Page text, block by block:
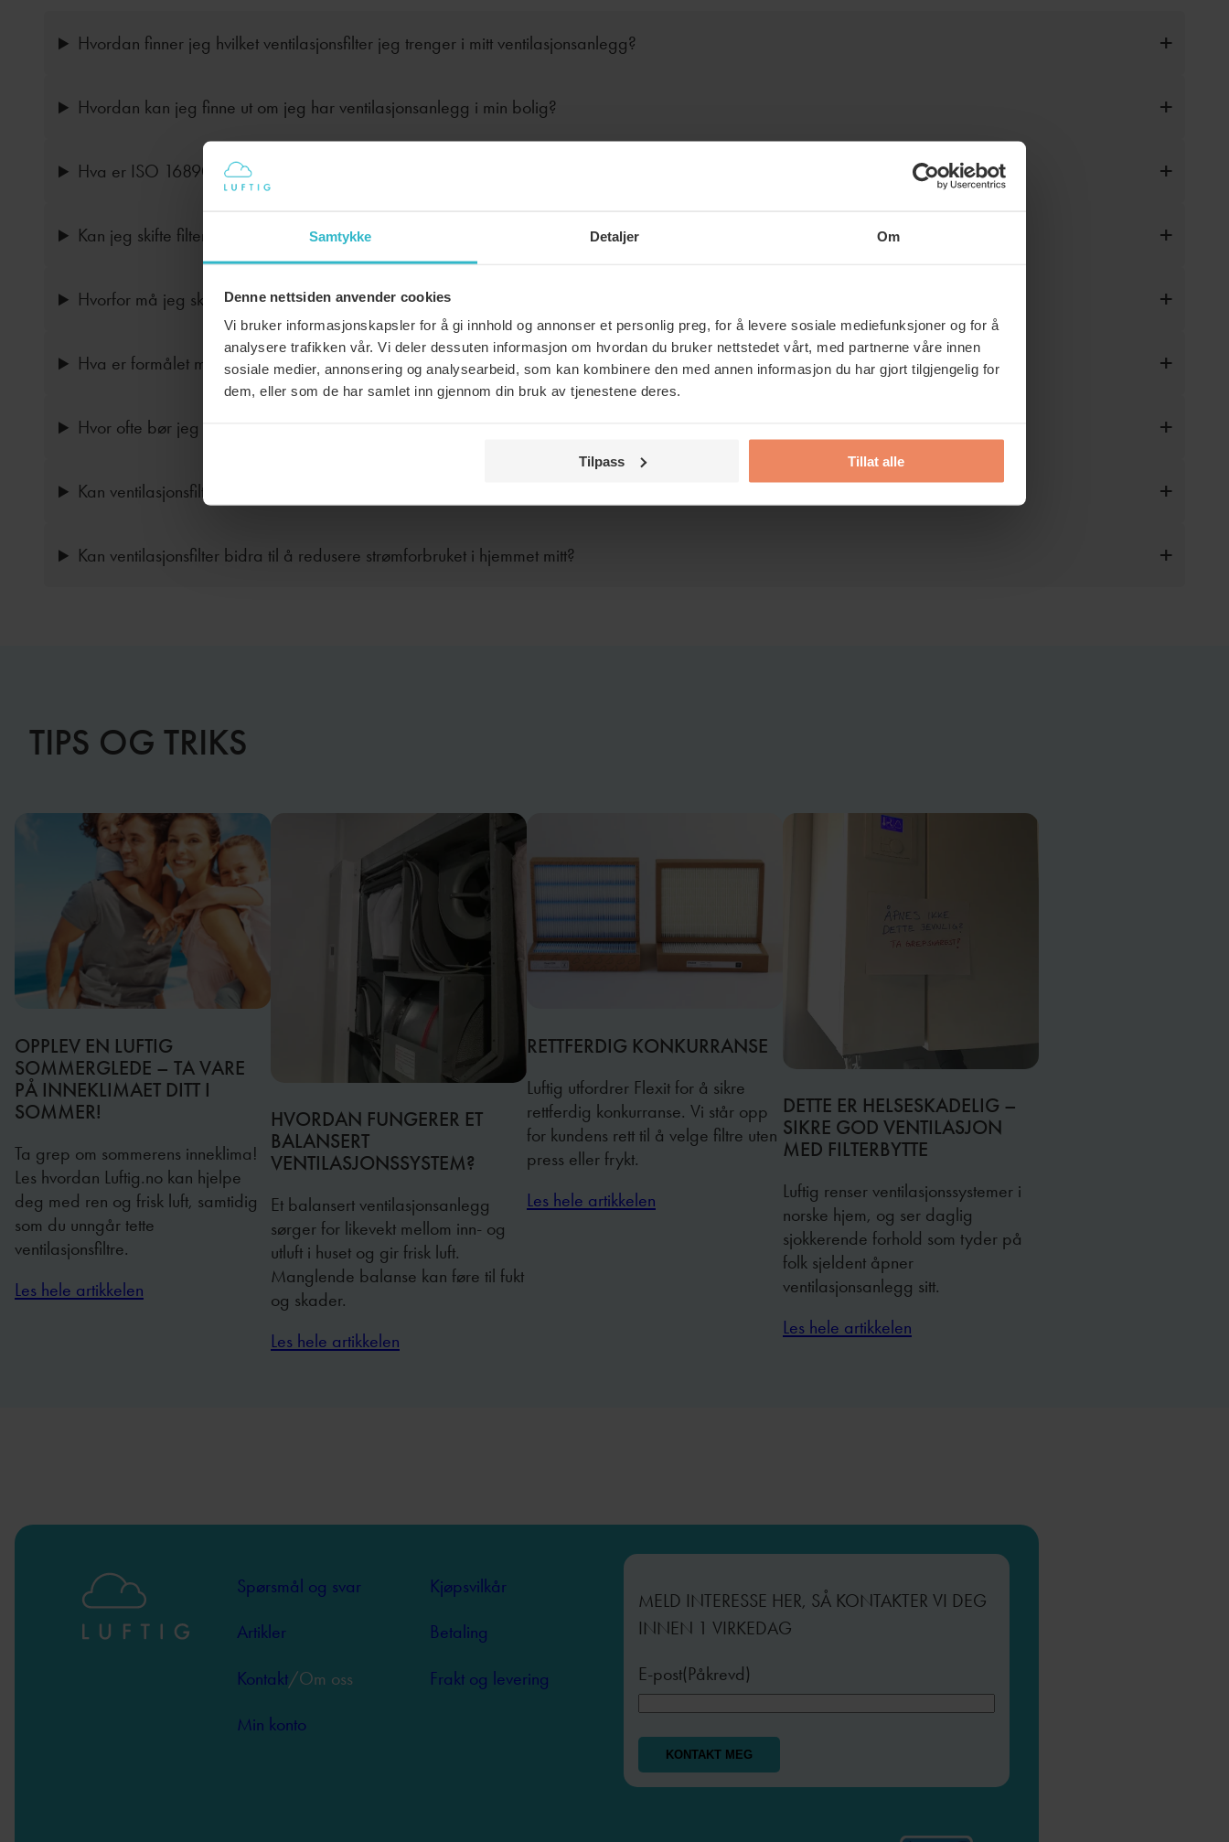
Samtykke Detaljer Om
Denne nettsiden anvender cookies
Vi bruker informasjonskapsler for å gi innhold og annonser et personlig preg, for å levere sosiale mediefunksjoner og for å
analysere trafikken vår. Vi deler dessuten informasjon om hvordan du bruker nettstedet vårt, med partnerne våre innen
sosiale medier, annonsering og analysearbeid, som kan kombinere den med annen informasjon du har gjort tilgjengelig for
dem, eller som de har samlet inn gjennom din bruk av tjenestene deres.
Tilpass Tillat alle
Hvordan finner jeg hvilket ventilasjonsfilter jeg trenger i mitt ventilasjonsanlegg?
Hvordan kan jeg finne ut om jeg har ventilasjonsanlegg i min bolig?
Hva er ISO 16890?
Kan jeg skifte filter selv?
Hvorfor må jeg skifte filter?
Hva er formålet med et ventilasjonsfilter?
Hvor ofte bør jeg skifte filter?
Kan ventilasjonsfilter fjerne alle former for forurensning fra luften?
Kan ventilasjonsfilter bidra til å redusere strømforbruket i hjemmet mitt?
TIPS OG TRIKS
OPPLEV EN LUFTIG
SOMMERGLEDE – TA VARE
PÅ INNEKLIMAET DITT I
SOMMER!
Ta grep om sommerens inneklima!
Les hvordan Luftig.no kan hjelpe
deg med ren og frisk luft, samtidig
som du unngår tette
ventilasjonsfiltre.
Les hele artikkelen
HVORDAN FUNGERER ET
BALANSERT
VENTILASJONSSYSTEM?
Et balansert ventilasjonsanlegg
sørger for likevekt mellom inn- og
utluft i huset og gir frisk luft.
Manglende balanse kan føre til fukt
og skader.
Les hele artikkelen
RETTFERDIG KONKURRANSE
Luftig utfordrer Flexit for å sikre
rettferdig konkurranse. Vi står opp
for kundens rett til å velge filtre uten
press eller frykt.
Les hele artikkelen
DETTE ER HELSESKADELIG –
SIKRE GOD VENTILASJON
MED FILTERBYTTE
Luftig renser ventilasjonssystemer i
norske hjem, og ser daglig
sjokkerende forhold som tyder på
folk sjeldent åpner
ventilasjonsanlegg sitt.
Les hele artikkelen
Spørsmål og svar
Artikler
Kontakt/Om oss
Min konto
Kjøpsvilkår
Betaling
Frakt og levering
MELD INTERESSE HER, SÅ KONTAKTER VI DEG
INNEN 1 VIRKEDAG
E-post(Påkrevd)